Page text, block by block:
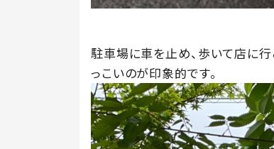
駐車場に車を止め、歩いて店に行
っこいのが印象的です。